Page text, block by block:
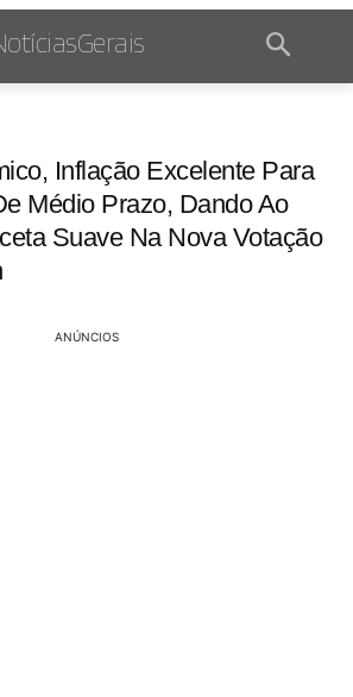
Inflação Excelente Para
Médio Prazo, Dando Ao
Suave Na Nova Votação
ANÚNCIOS